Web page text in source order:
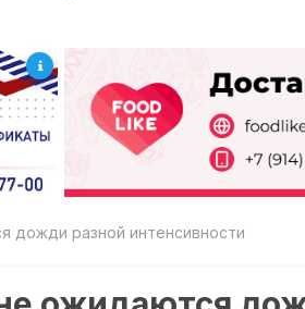
дожди разной интенсивности